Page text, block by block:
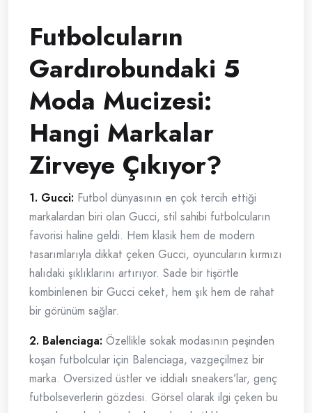
Futbolcuların
Gardırobundaki 5
Moda Mucizesi:
Hangi Markalar
Zirveye Çıkıyor?
1. Gucci: Futbol dünyasının en çok tercih ettiği
markalardan biri olan Gucci, stil sahibi futbolcuların
favorisi haline geldi. Hem klasik hem de modern
tasarımlarıyla dikkat çeken Gucci, oyuncuların kırmızı
halıdaki şıklıklarını artırıyor. Sade bir tişörtle
kombinlenen bir Gucci ceket, hem şık hem de rahat
bir görünüm sağlar.
2. Balenciaga: Özellikle sokak modasının peşinden
koşan futbolcular için Balenciaga, vazgeçilmez bir
marka. Oversized üstler ve iddialı sneakers’lar, genç
futbolseverlerin gözdesi. Görsel olarak ilgi çeken bu